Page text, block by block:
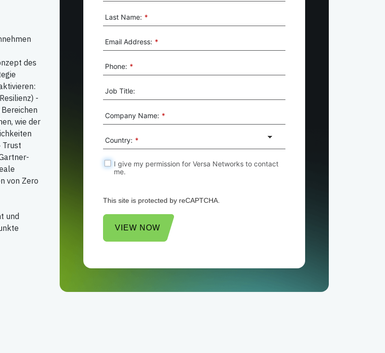
des
-
wie der
Trust
von Zero
und
*
Last Name:
*
Email Address:
*
Phone:
Job Title:
*
Company Name:
*
Country:
I give my permission for Versa Networks to contact
me.
This site is protected by reCAPTCHA.
VIEW NOW